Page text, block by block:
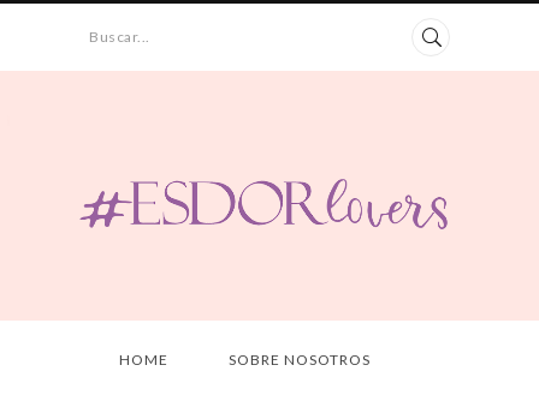
Buscar...
HOME SOBRE NOSOTROS